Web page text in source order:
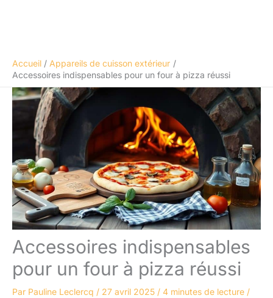
Accueil
Appareils de cuisson extérieur
Accessoires indispensables pour un four à pizza réussi
Accessoires indispensables
pour un four à pizza réussi
Par Pauline Leclercq / 27 avril 2025 / 4 minutes de lecture /